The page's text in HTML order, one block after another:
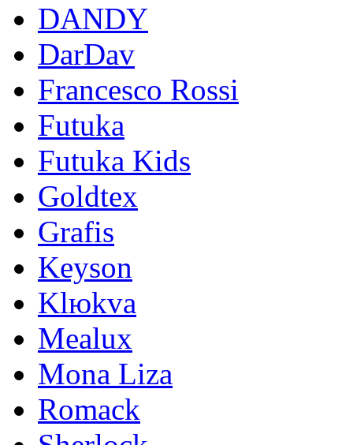
DANDY
DarDav
Francesco Rossi
Futuka
Futuka Kids
Goldtex
Grafis
Keyson
Klюkva
Mealux
Mona Liza
Romack